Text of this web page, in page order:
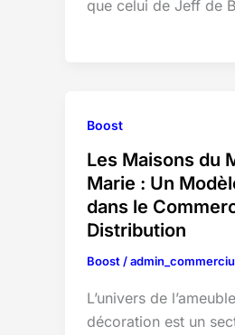
que celui de Jeff de
Boost
Les Maisons du
Marie : Un
dans le
Distribution
Boost /
L’univers de
décoration est un